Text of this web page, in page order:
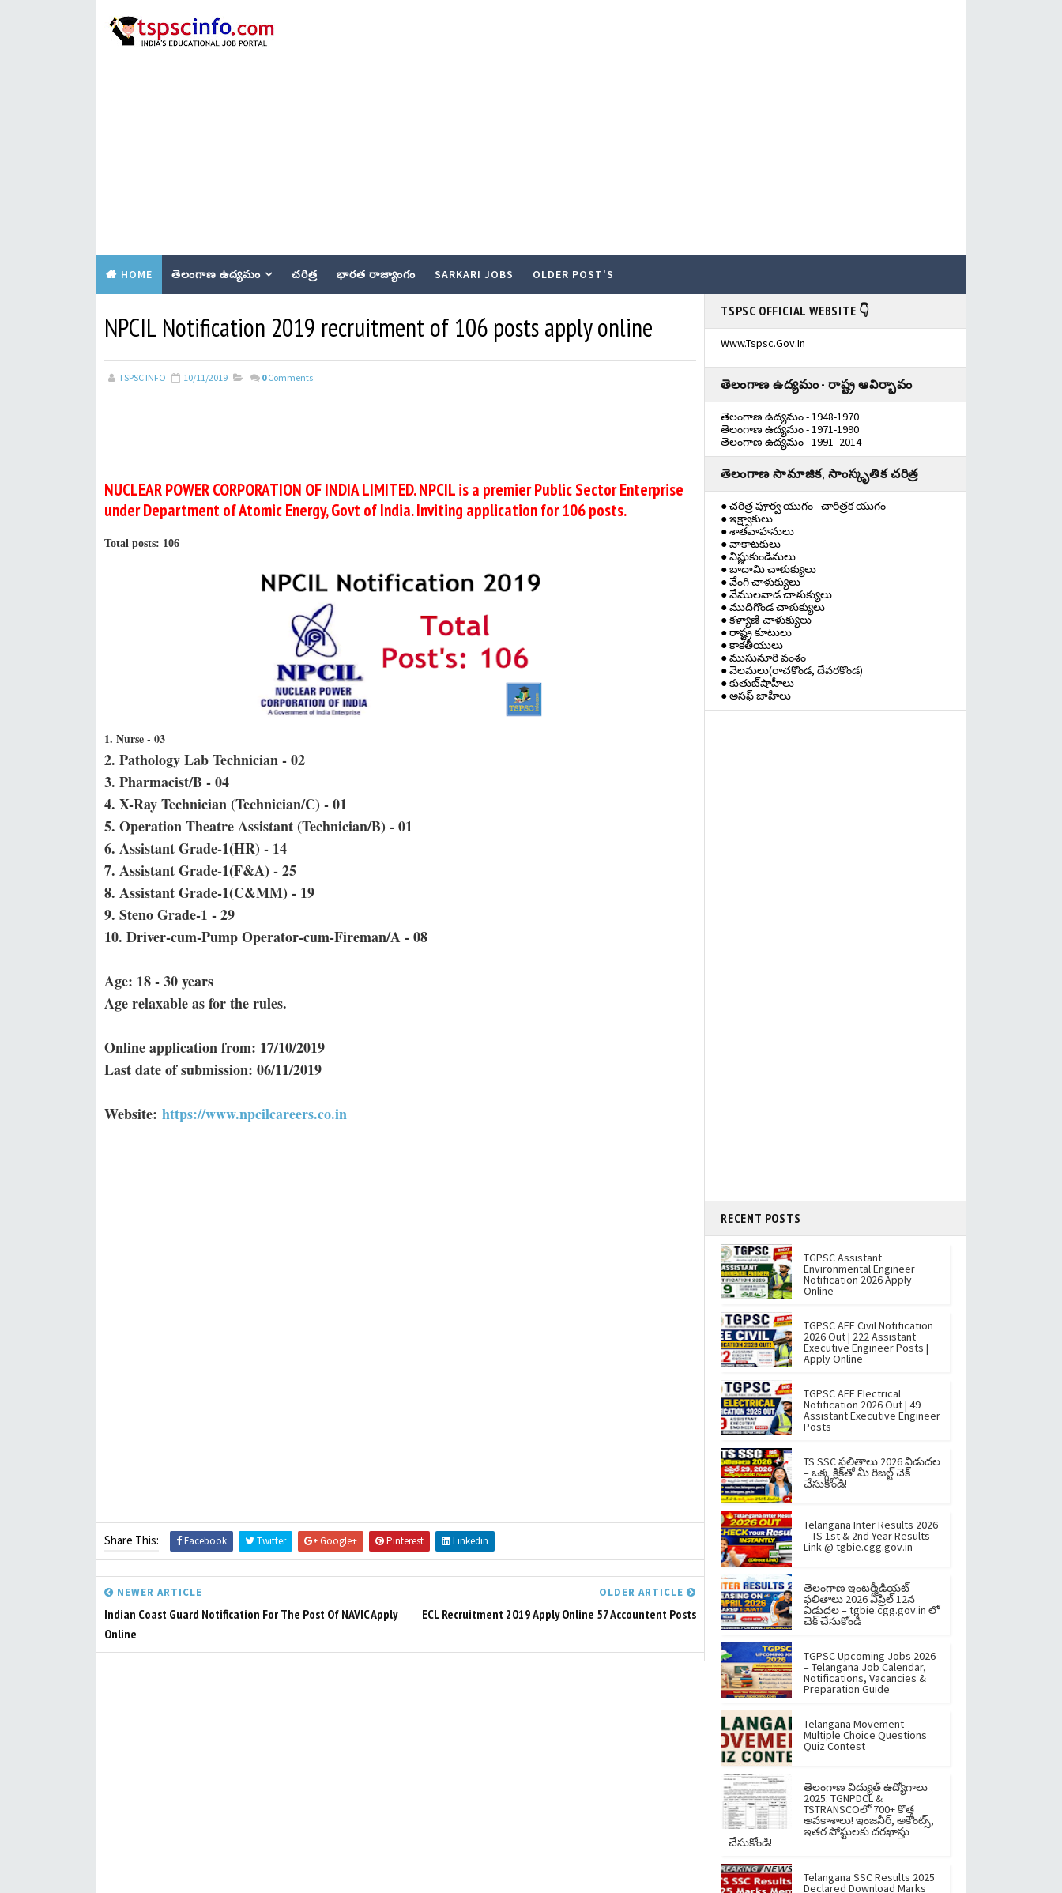
HOME తెలంగాణ ఉద్యమం చరిత్ర భారత రాజ్యాంగం SARKARI JOBS OLDER POST'S
NPCIL Notification 2019 recruitment of 106 posts apply online
TSPSC INFO 10/11/2019 0 Comments
NUCLEAR POWER CORPORATION OF INDIA LIMITED. NPCIL is a premier Public Sector Enterprise
under Department of Atomic Energy, Govt of India. Inviting application for 106 posts.
Total posts: 106
1. Nurse - 03
2. Pathology Lab Technician - 02
3. Pharmacist/B - 04
4. X-Ray Technician (Technician/C) - 01
5. Operation Theatre Assistant (Technician/B) - 01
6. Assistant Grade-1(HR) - 14
7. Assistant Grade-1(F&A) - 25
8. Assistant Grade-1(C&MM) - 19
9. Steno Grade-1 - 29
10. Driver-cum-Pump Operator-cum-Fireman/A - 08
Age: 18 - 30 years
Age relaxable as for the rules.
Online application from: 17/10/2019
Last date of submission: 06/11/2019
Website: https://www.npcilcareers.co.in
Share This: Facebook Twitter Google+ Pinterest Linkedin
NEWER ARTICLE
Indian Coast Guard Notification For The Post Of NAVIC Apply
Online
OLDER ARTICLE
ECL Recruitment 2019 Apply Online 57 Accountent Posts
TSPSC OFFICIAL WEBSITE 👇
Www.tspsc.gov.in
తెలంగాణ ఉద్యమం - రాష్ట్ర ఆవిర్భావం
తెలంగాణ ఉద్యమం - 1948-1970
తెలంగాణ ఉద్యమం - 1971-1990
తెలంగాణ ఉద్యమం - 1991- 2014
తెలంగాణ సామాజిక, సాంస్కృతిక చరిత్ర
● చరిత్ర పూర్వ యుగం - చారిత్రక యుగం
● ఇక్ష్వాకులు
● శాతవాహనులు
● వాకాటకులు
● విష్ణుకుండినులు
● బాదామి చాళుక్యులు
● వేంగి చాళుక్యులు
● వేములవాడ చాళుక్యులు
● ముదిగొండ చాళుక్యులు
● కళ్యాణి చాళుక్యులు
● రాష్ట్ర కూటులు
● కాకతీయులు
● ముసునూరి వంశం
● వెలమలు(రాచకొండ, దేవరకొండ)
● కుతుబ్‌షాహీలు
● అసఫ్ జాహీలు
RECENT POSTS
TGPSC Assistant
Environmental Engineer
Notification 2026 Apply
Online
TGPSC AEE Civil Notification
2026 Out | 222 Assistant
Executive Engineer Posts |
Apply Online
TGPSC AEE Electrical
Notification 2026 Out | 49
Assistant Executive Engineer
Posts
TS SSC ఫలితాలు 2026 విడుదల
– ఒక్క క్లిక్‌తో మీ రిజల్ట్ చెక్
చేసుకోండి!
Telangana Inter Results 2026
– TS 1st & 2nd Year Results
Link @ tgbie.cgg.gov.in
తెలంగాణ ఇంటర్మీడియట్
ఫలితాలు 2026 ఏప్రిల్ 12న
విడుదల – tgbie.cgg.gov.in లో
చెక్ చేసుకోండి
TGPSC Upcoming Jobs 2026
– Telangana Job Calendar,
Notifications, Vacancies &
Preparation Guide
Telangana Movement
Multiple Choice Questions
Quiz Contest
తెలంగాణ విద్యుత్ ఉద్యోగాలు
2025: TGNPDCL &
TSTRANSCOలో 700+ కొత్త
అవకాశాలు! ఇంజనీర్, అకౌంట్స్,
ఇతర పోస్టులకు దరఖాస్తు
చేసుకోండి!
Telangana SSC Results 2025
Declared Download Marks